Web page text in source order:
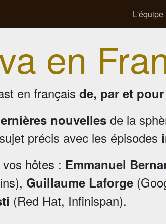
L'équipe
en
en français de, par et
nouvelles de la
précis avec les épisodes
hôtes : Emmanuel
Guillaume Laforge
(Red Hat, Infinispan).